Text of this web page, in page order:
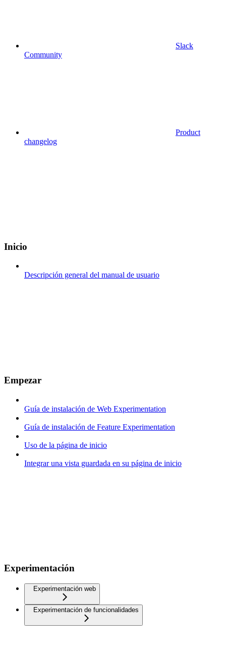
Slack
Community
Product
changelog
Inicio
Descripción general del manual de usuario
Empezar
Guía de instalación de Web Experimentation
Guía de instalación de Feature Experimentation
Uso de la página de inicio
Integrar una vista guardada en su página de inicio
Experimentación
Experimentación web
Experimentación de funcionalidades